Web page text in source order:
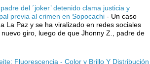
del ´joker’ detenido clama justicia y
previa al crimen en Sopocachi - Un caso
La Paz y se ha viralizado en redes sociales
giro, luego de que Jhonny Z., padre de
Fluorescencia - Color y Brillo Y Distribución